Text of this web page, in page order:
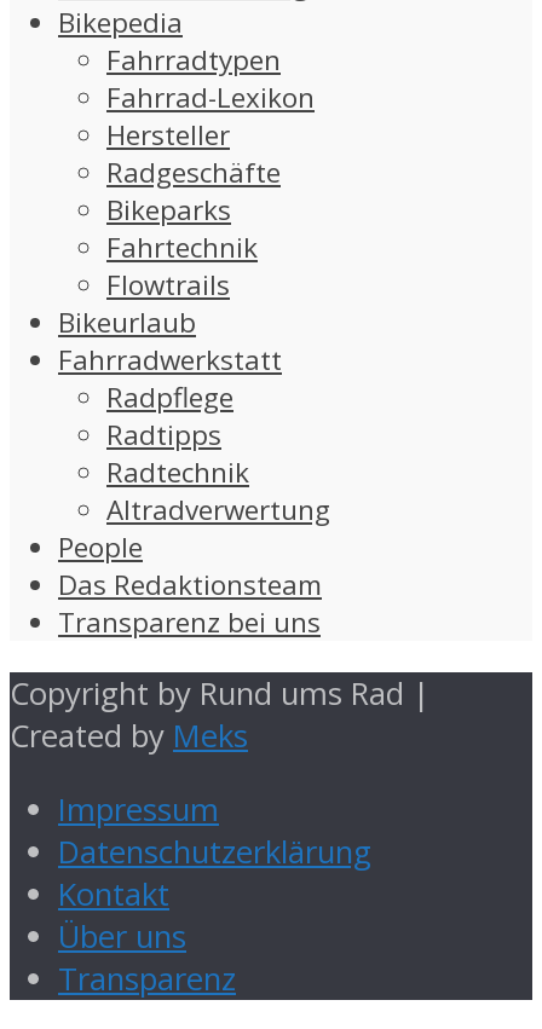
Bikepedia
Fahrradtypen
Fahrrad-Lexikon
Hersteller
Radgeschäfte
Bikeparks
Fahrtechnik
Flowtrails
Bikeurlaub
Fahrradwerkstatt
Radpflege
Radtipps
Radtechnik
Altradverwertung
People
Das Redaktionsteam
Transparenz bei uns
Copyright by Rund ums Rad |
Created by Meks
Impressum
Datenschutzerklärung
Kontakt
Über uns
Transparenz